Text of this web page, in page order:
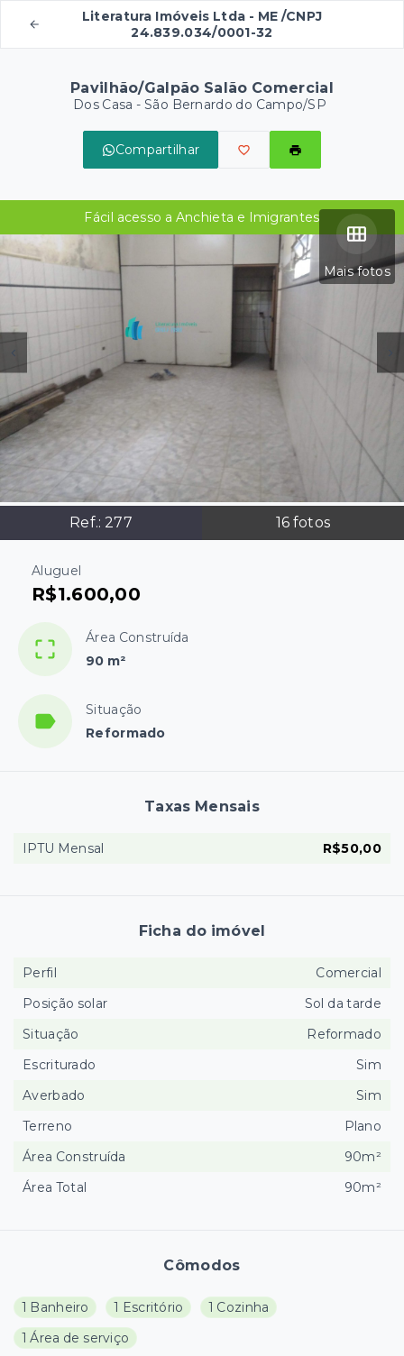
Literatura Imóveis Ltda - ME /CNPJ
24.839.034/0001-32
Pavilhão/Galpão Salão Comercial
Dos Casa - São Bernardo do Campo/SP
Compartilhar
Mais fotos
Ref.: 277 16 fotos
Fácil acesso a Anchieta e Imigrantes
Aluguel
R$1.600,00
Área Construída
90 m²
Situação
Reformado
Cômodos
1 Banheiro 1 Escritório
1 Cozinha
1 Área de serviço
Taxas Mensais
IPTU Mensal R$50,00
Ficha do imóvel
Perfil
Comercial
Posição solar
Sol da tarde
Situação
Reformado
Escriturado
Sim
Averbado
Sim
Terreno
Plano
Área Construída
90m²
Área Total
90m²